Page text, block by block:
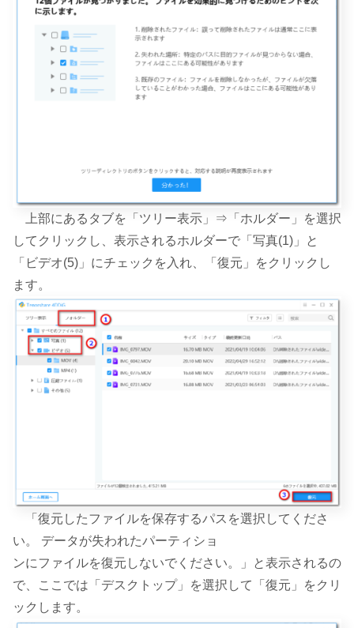
上部にあるタブを「ツリー表示」⇒「ホルダー」を選択
してクリックし、表示されるホルダーで「写真(1)」と
「ビデオ(5)」にチェックを入れ、「復元」をクリックし
ます。
「復元したファイルを保存するパスを選択してくださ
い。 データが失われたパーティショ
ンにファイルを復元しないでください。」と表示されるの
で、ここでは「デスクトップ」を選択して「復元」をクリ
ックします。